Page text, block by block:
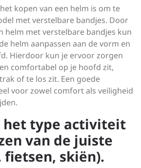
kopen van een helm is om te
met verstelbare bandjes. Door
helm met verstelbare bandjes kun
helm aanpassen aan de vorm en
Hierdoor kun je ervoor zorgen
comfortabel op je hoofd zit,
of te los zit. Een goede
voor zowel comfort als veiligheid
het type activiteit
van de juiste
skiën).